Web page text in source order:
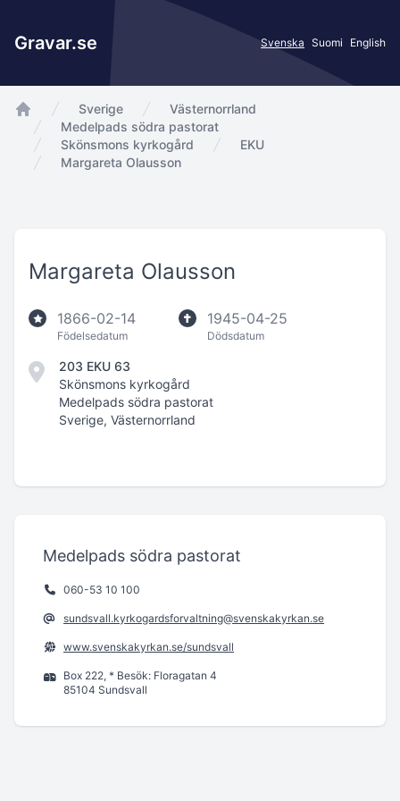
Gravar.se Svenska Suomi English
app.Start
Sverige
Västernorrland
Medelpads södra pastorat
Skönsmons kyrkogård
EKU
Margareta Olausson
Margareta Olausson
1866-02-14
Födelsedatum
1945-04-25
Dödsdatum
203 EKU 63
Skönsmons kyrkogård
Medelpads södra pastorat
Sverige, Västernorrland
Medelpads södra pastorat
060-53 10 100
sundsvall.kyrkogardsforvaltning@svenskakyrkan.se
www.svenskakyrkan.se/sundsvall
Box 222, * Besök: Floragatan 4
85104 Sundsvall